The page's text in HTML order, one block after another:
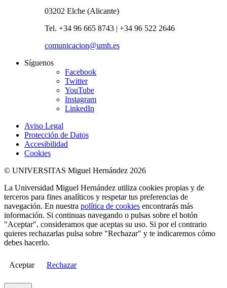
03202 Elche (Alicante)
Tel. +34 96 665 8743 | +34 96 522 2646
comunicacion@umh.es
Síguenos
Facebook
Twitter
YouTube
Instagram
LinkedIn
Aviso Legal
Protección de Datos
Accesibilidad
Cookies
© UNIVERSITAS Miguel Hernández 2026
La Universidad Miguel Hernández utiliza cookies propias y de
terceros para fines analíticos y respetar tus preferencias de
navegación. En nuestra política de cookies encontrarás más
información. Si continuas navegando o pulsas sobre el botón
"Aceptar", consideramos que aceptas su uso. Si por el contrario
quieres rechazarlas pulsa sobre "Rechazar" y te indicaremos cómo
debes hacerlo.
Aceptar Rechazar